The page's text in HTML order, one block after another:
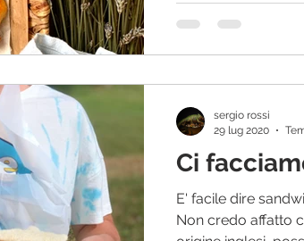
Ci
E' facile dire
Non credo affatto
sergio rossi
29 lug 2020